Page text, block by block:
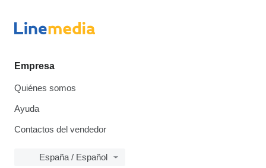
Empresa
Quiénes somos
Ayuda
Contactos del vendedor
España / Español